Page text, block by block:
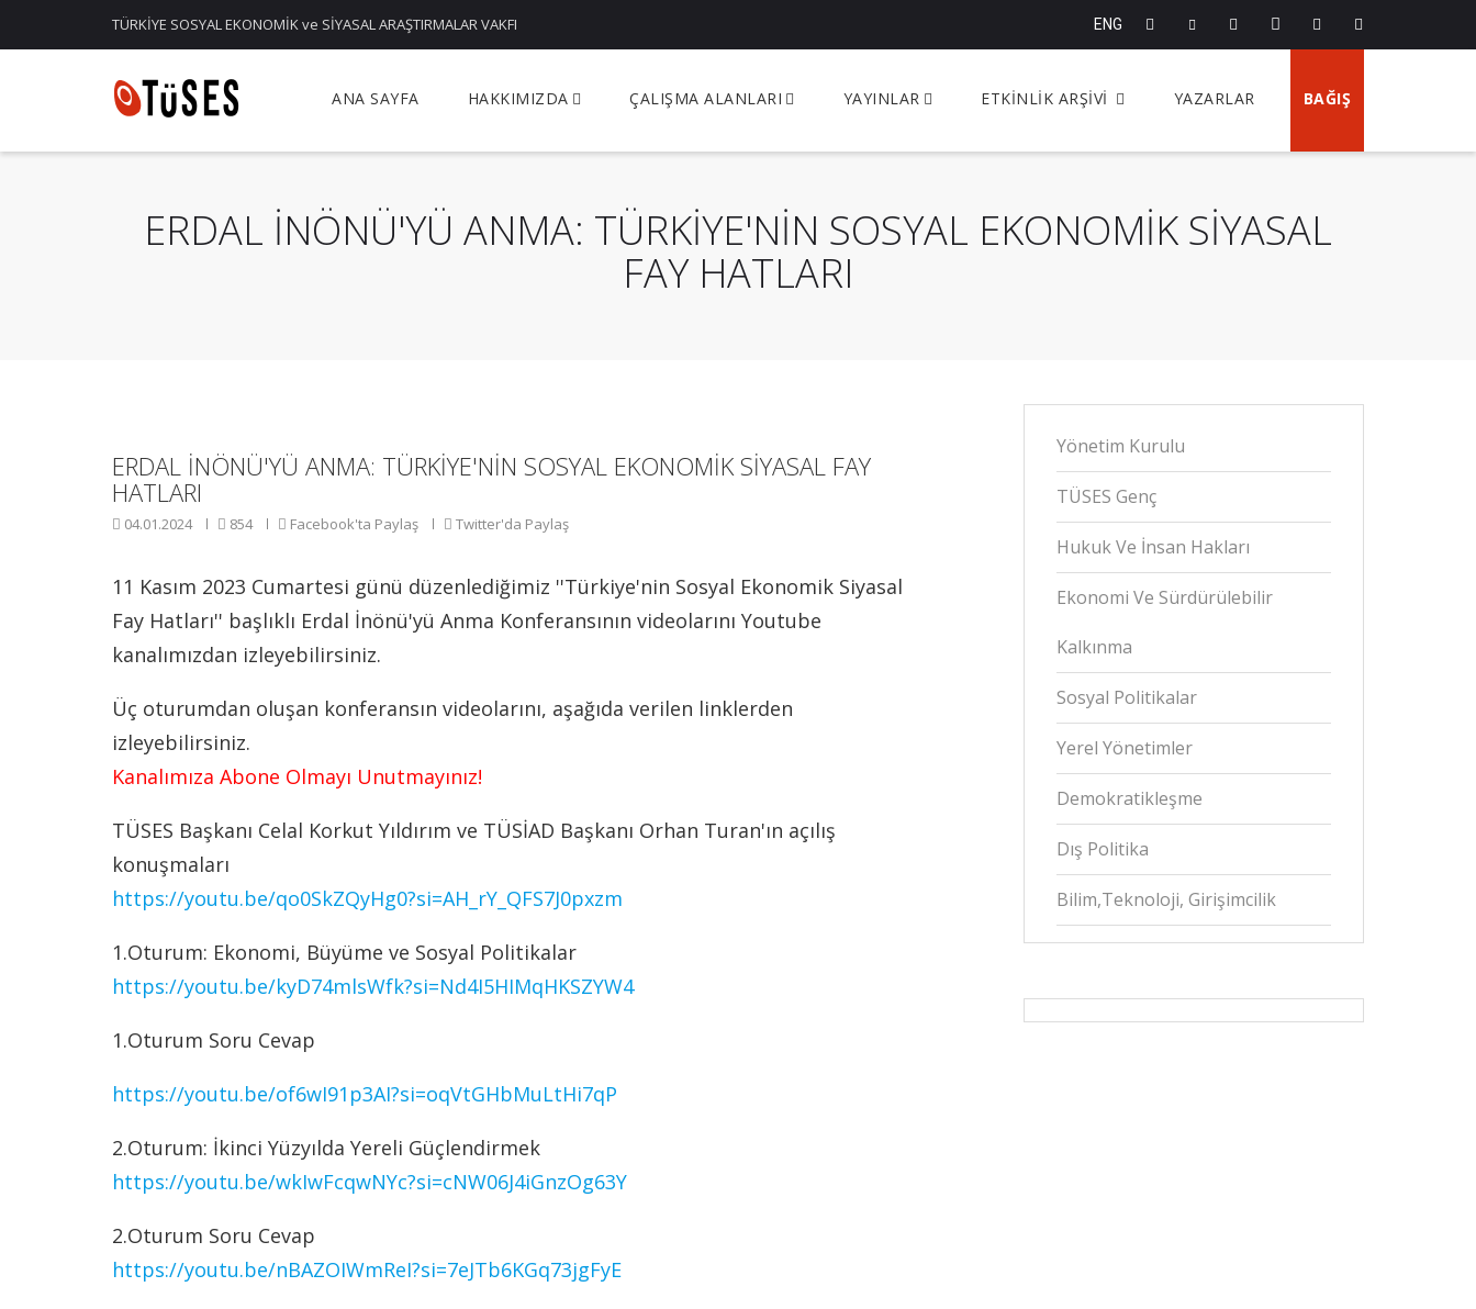
TÜRKİYE SOSYAL EKONOMİK ve SİYASAL ARAŞTIRMALAR VAKFI ENG
ANA SAYFA HAKKIMIZDA ÇALIŞMA ALANLARI YAYINLAR ETKİNLİK ARŞİVİ YAZARLAR BAĞIŞ
ERDAL İNÖNÜ'YÜ ANMA: TÜRKİYE'NİN SOSYAL EKONOMİK SİYASAL
FAY HATLARI
ERDAL İNÖNÜ'YÜ ANMA: TÜRKİYE'NİN SOSYAL EKONOMİK SİYASAL FAY
HATLARI
04.01.2024 854 Facebook'ta Paylaş Twitter'da Paylaş
11 Kasım 2023 Cumartesi günü düzenlediğimiz ''Türkiye'nin Sosyal Ekonomik Siyasal
Fay Hatları'' başlıklı Erdal İnönü'yü Anma Konferansının videolarını Youtube
kanalımızdan izleyebilirsiniz.
Üç oturumdan oluşan konferansın videolarını, aşağıda verilen linklerden
izleyebilirsiniz.
Kanalımıza Abone Olmayı Unutmayınız!
TÜSES Başkanı Celal Korkut Yıldırım ve TÜSİAD Başkanı Orhan Turan'ın açılış
konuşmaları
https://youtu.be/qo0SkZQyHg0?si=AH_rY_QFS7J0pxzm
1.Oturum: Ekonomi, Büyüme ve Sosyal Politikalar
https://youtu.be/kyD74mlsWfk?si=Nd4I5HIMqHKSZYW4
1.Oturum Soru Cevap
https://youtu.be/of6wI91p3AI?si=oqVtGHbMuLtHi7qP
2.Oturum: İkinci Yüzyılda Yereli Güçlendirmek
https://youtu.be/wkIwFcqwNYc?si=cNW06J4iGnzOg63Y
2.Oturum Soru Cevap
https://youtu.be/nBAZOIWmReI?si=7eJTb6KGq73jgFyE
Yönetim Kurulu
TÜSES Genç
Hukuk Ve İnsan Hakları
Ekonomi Ve Sürdürülebilir
Kalkınma
Sosyal Politikalar
Yerel Yönetimler
Demokratikleşme
Dış Politika
Bilim,Teknoloji, Girişimcilik